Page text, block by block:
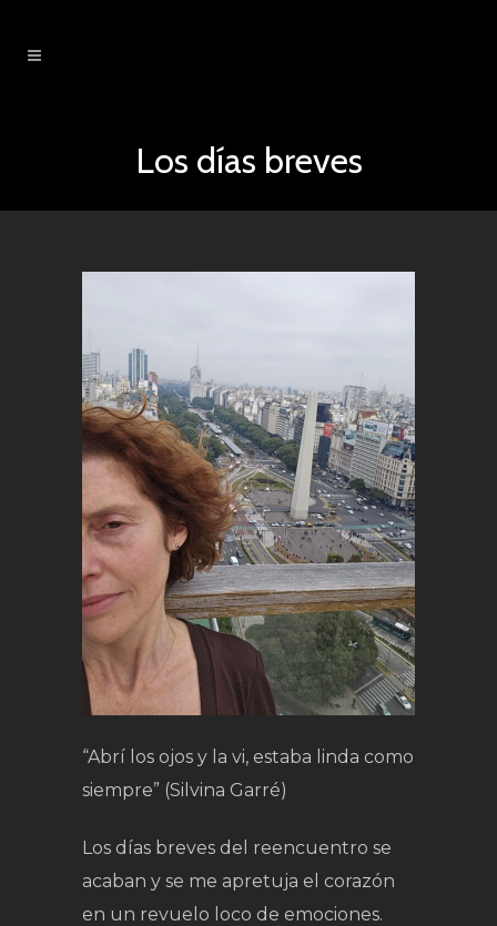
Los días breves
“Abrí los ojos y la vi, estaba linda como
siempre” (Silvina Garré)
Los días breves del reencuentro se
acaban y se me apretuja el corazón
en un revuelo loco de emociones.